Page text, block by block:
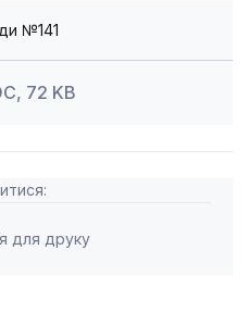
№141
72 KB
для друку